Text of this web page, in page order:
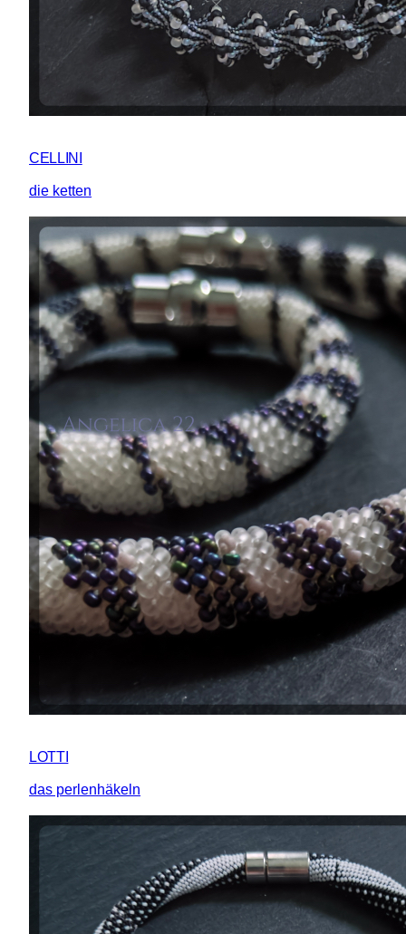
CELLINI
die ketten
LOTTI
das perlenhäkeln